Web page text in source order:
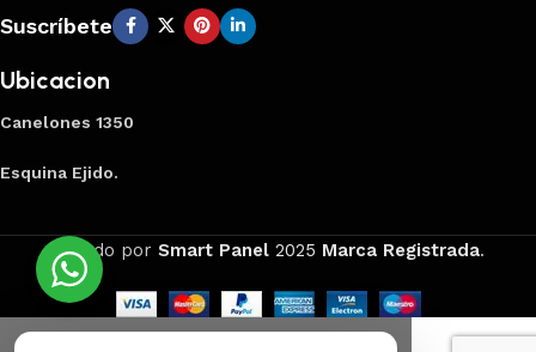
Suscríbete
Ubicacion
Canelones 1350
Esquina Ejido.
Creado por Smart Panel 2025 Marca Registrada.